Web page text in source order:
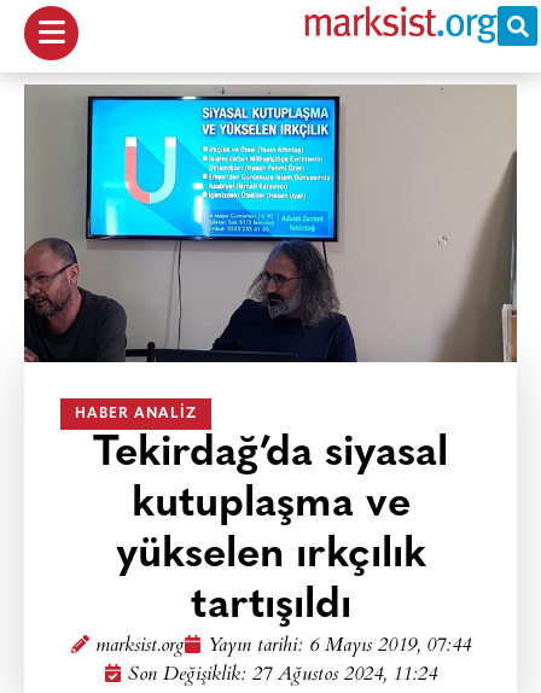
HABER ANALIZ
Tekirdağ’da siyasal
kutuplaşma ve
yükselen ırkçılık
tartışıldı
marksist.org Yayın tarihi: 6 Mayıs 2019, 07:44
Son Değişiklik: 27 Ağustos 2024, 11:24